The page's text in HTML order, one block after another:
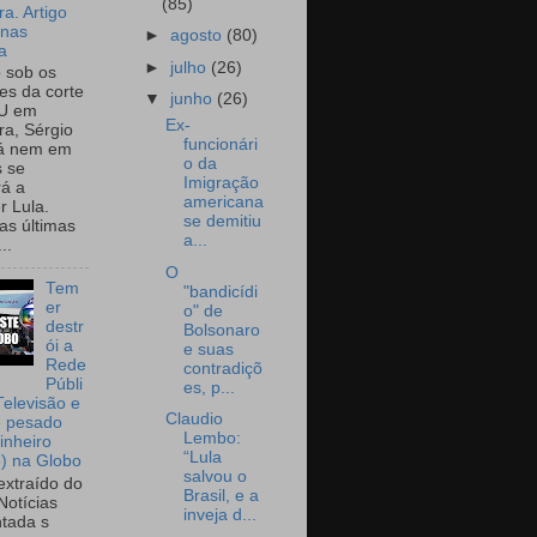
Artigo
sob os
da corte
em
Sérgio
nem em
se
a
Lula.
últimas
Tem
er
destr
ói a
Rede
Públi
e
pesado
na Globo
do
s
(85)
►agosto (80)
► julho (26)
▼ junho (26)
Ex-
funcionári
o da
Imigração
americana
se demitiu
a...
O
"bandicídi
o" de
Bolsonaro
e suas
contradiçõ
es, p...
Claudio
Lembo:
“Lula
salvou o
Brasil, e a
inveja d...